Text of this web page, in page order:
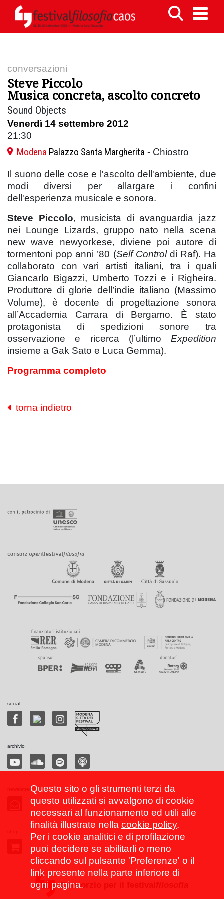
conversazioni
Steve Piccolo
Musica concreta, ascolto concreto
Sound Objects
Venerdì 14 settembre 2012
21:30
Modena Palazzo Santa Margherita - Chiostro
Il suono delle cose e l'ascolto dell'ambiente, due
modi diversi per allargare i confini
dell'esperienza musicale e sonora.
Steve Piccolo, musicista di avanguardia jazz
nei Lounge Lizards, gruppo nato nella scena
new wave newyorkese, diviene poi autore di
tormentoni pop anni ’80 (Self Controldi Raf). Ha
collaborato con vari artisti italiani, tra i quali
Giancarlo Bigazzi, Umberto Tozzi e i Righeira.
Produttore di glorie dell’indie italiano (Massimo
Volume), è docente di progettazione sonora
all’Accademia Carrara di Bergamo. È stato
protagonista di spedizioni sonore tra
osservazione e ricerca (l’ultimo Expedition
insieme a Gak Sato e Luca Gemma).
Programma completo
torna indietro
social
archivio
Consorzio per il festival
Questo sito o gli strumenti terzi da
questo utilizzati si avvalgono di cookie
necessari al funzionamento ed utili alle
finalità illustrate nella cookie policy.
Per i cookie analitici e di profilazione
puoi decidere se abilitarli o meno
cliccando sul pulsante 'Preferenze' o il
link presente nella parte inferiore di
ogni pagina.